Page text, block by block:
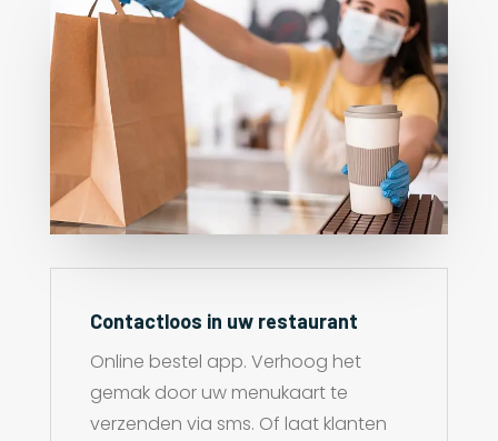
Contactloos in uw restaurant
Online bestel app. Verhoog het
gemak door uw menukaart te
verzenden via sms. Of laat klanten